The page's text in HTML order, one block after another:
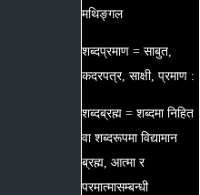
मथिङ्गल
शब्दप्रमाण = साबुत,
कदरपत्र, साक्षी, प्रमाण :
शब्दब्रह्म = शब्दमा निहित
वा शब्दरूपमा विद्यामान
ब्रह्म, आत्मा र
परमात्मासम्बन्धी